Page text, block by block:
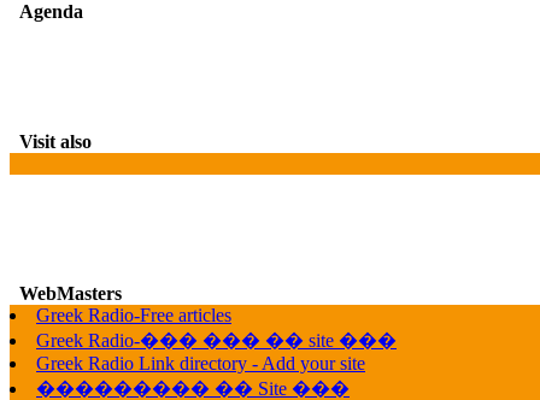
Agenda
Visit also
WebMasters
Greek Radio-Free articles
Greek Radio-��� ��� �� site ���
Greek Radio Link directory - Add your site
��������� �� Site ���